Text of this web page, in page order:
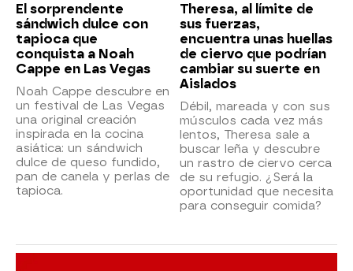
El sorprendente
sándwich dulce con
tapioca que
conquista a Noah
Cappe en Las Vegas
Noah Cappe descubre en
un festival de Las Vegas
una original creación
inspirada en la cocina
asiática: un sándwich
dulce de queso fundido,
pan de canela y perlas de
tapioca.
Theresa, al límite de
sus fuerzas,
encuentra unas huellas
de ciervo que podrían
cambiar su suerte en
Aislados
Débil, mareada y con sus
músculos cada vez más
lentos, Theresa sale a
buscar leña y descubre
un rastro de ciervo cerca
de su refugio. ¿Será la
oportunidad que necesita
para conseguir comida?